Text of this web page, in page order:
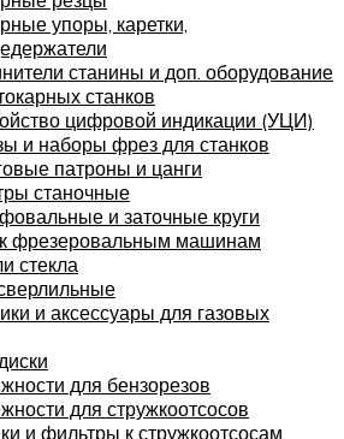
упоры, каретки,
станины и доп. оборудование
станков
цифровой индикации (УЦИ)
и наборы фрез для станков
патроны и цанги
станочные
и заточные круги
фрезеровальным машинам
стекла
и аксессуары для газовых
для бензорезов
для стружкоотсосов
и фильтры к стружкоотсосам